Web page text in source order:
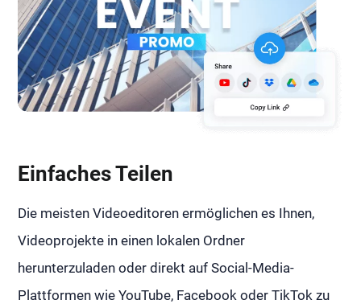
Einfaches Teilen
Die meisten Videoeditoren ermöglichen es Ihnen,
Videoprojekte in einen lokalen Ordner
herunterzuladen oder direkt auf Social-Media-
Plattformen wie YouTube, Facebook oder TikTok zu